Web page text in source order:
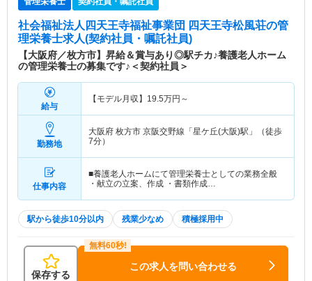
社会福祉法人四天王寺福祉事業団 四天王寺松風荘の管
理栄養士求人(契約社員・嘱託社員)
【大阪府／枚方市】昇給＆賞与あり◎駅チカ♪養護老人ホーム
の管理栄養士の募集です♪＜契約社員＞
給与
【モデル月収】 19.5万円～
勤務地
大阪府 枚方市 京阪交野線「星ケ丘(大阪)駅」（徒歩
7分）
仕事内容
■養護老人ホームにて管理栄養士としての業務全般
・献立の立案、作成 ・書類作成…
駅から徒歩10分以内 残業少なめ 積極採用中
保存する
この求人を問い合わせる